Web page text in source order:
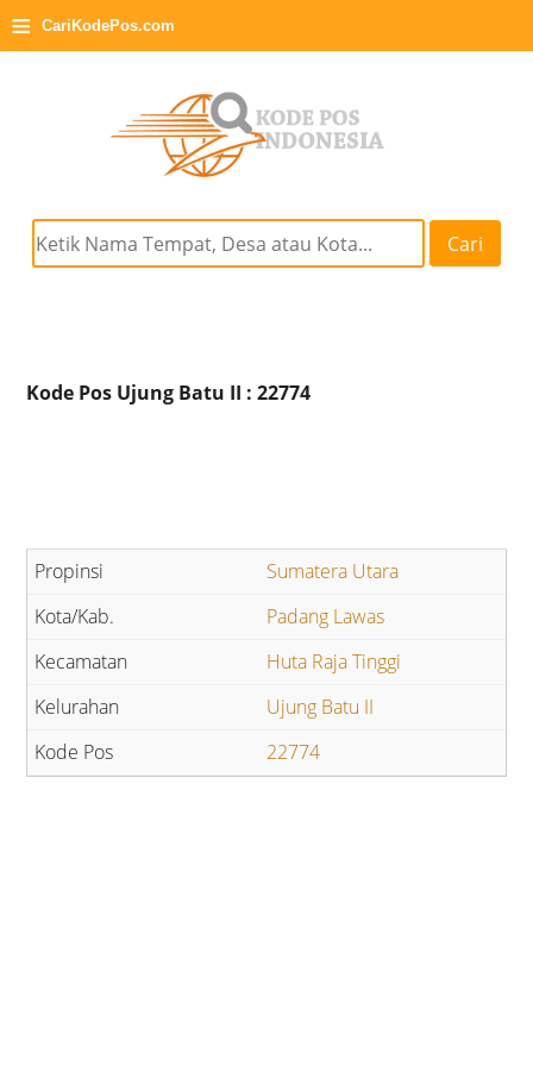
≡ CariKodePos.com
Cari
Kode Pos Ujung Batu II : 22774
Sumatera Utara
Padang Lawas
Huta Raja Tinggi
Ujung Batu II
22774